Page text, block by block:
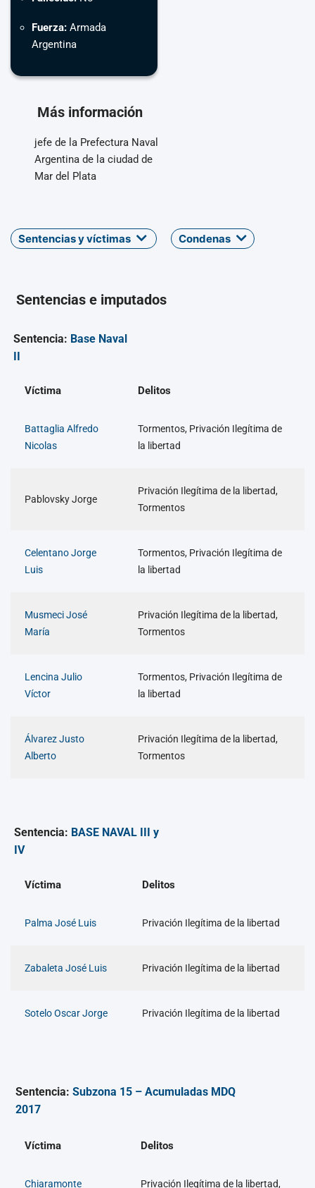
Fuerza: Armada
Argentina
Más información
jefe de la Prefectura Naval
Argentina de la ciudad de
Mar del Plata
Sentencias y víctimas Condenas
Sentencias e imputados
Sentencia: Base Naval
II
Víctima Delitos
Battaglia Alfredo
Nicolas
Tormentos, Privación Ilegítima de
la libertad
Pablovsky Jorge
Privación Ilegítima de la libertad,
Tormentos
Celentano Jorge
Luis
Tormentos, Privación Ilegítima de
la libertad
Musmeci José
María
Privación Ilegítima de la libertad,
Tormentos
Lencina Julio
Víctor
Tormentos, Privación Ilegítima de
la libertad
Álvarez Justo
Alberto
Privación Ilegítima de la libertad,
Tormentos
Sentencia: BASE NAVAL III y
IV
Víctima Delitos
Palma José Luis Privación Ilegítima de la libertad
Zabaleta José Luis Privación Ilegítima de la libertad
Sotelo Oscar Jorge Privación Ilegítima de la libertad
Sentencia:Subzona 15 – Acumuladas MDQ
2017
Víctima Delitos
Chiaramonte Privación Ilegítima de la libertad,